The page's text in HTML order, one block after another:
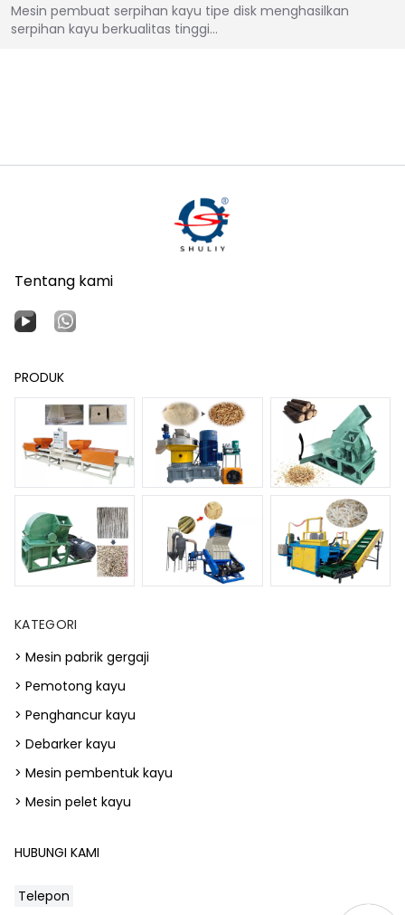
Mesin pembuat serpihan kayu tipe disk menghasilkan
serpihan kayu berkualitas tinggi…
Tentang kami
PRODUK
KATEGORI
> Mesin pabrik gergaji
> Pemotong kayu
> Penghancur kayu
> Debarker kayu
> Mesin pembentuk kayu
> Mesin pelet kayu
HUBUNGI KAMI
Telepon